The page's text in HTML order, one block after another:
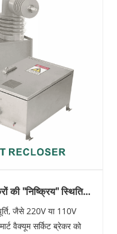
की "निष्क्रिय" स्थिति
जैसे 220V या 110V
वैक्यूम सर्किट ब्रेकर को